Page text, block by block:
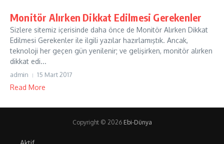
Monitör Alırken Dikkat Edilmesi Gerekenler
Sizlere sitemiz içerisinde daha önce de Monitör Alırken Dikkat
Edilmesi Gerekenler ile ilgili yazılar hazırlamıştık. Ancak,
teknoloji her geçen gün yenilenir; ve gelişirken, monitör alırken
dikkat edi...
admin 15 Mart 2017
Read More
Copyright © 2026 Ebi-Dünya